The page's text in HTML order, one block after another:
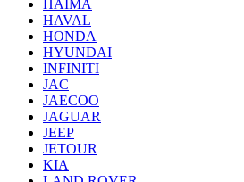
HAIMA
HAVAL
HONDA
HYUNDAI
INFINITI
JAC
JAECOO
JAGUAR
JEEP
JETOUR
KIA